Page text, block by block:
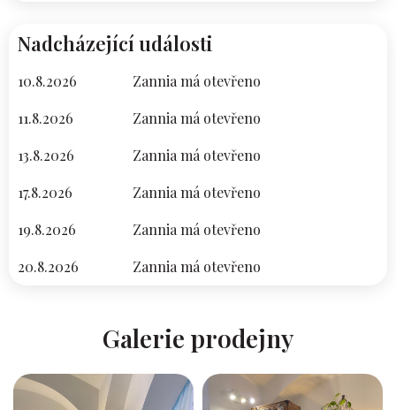
Nadcházející události
10.8.2026
Zannia má otevřeno
11.8.2026
Zannia má otevřeno
13.8.2026
Zannia má otevřeno
17.8.2026
Zannia má otevřeno
19.8.2026
Zannia má otevřeno
20.8.2026
Zannia má otevřeno
Galerie prodejny